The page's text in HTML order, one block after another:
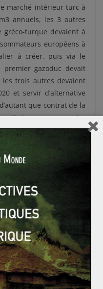
marché intérieur turc à
annuels, les 3 autres
gréco-turque devaient à
européens à
à créer, puis via le
premier gazoduc devait
trois autres devaient
et servir d’alternative
que contrat de la
du gaz russe expire
à Baumgarten en
Gazprom d’éviter de
son gaz stipulés dans
» russo-turc, la situation
techniques du
en raison de la
à financer un projet
à la diminution des
part suite à la chute des
prix du gaz naturel, et
sanctions économiques
Aujourd’hui, le projet